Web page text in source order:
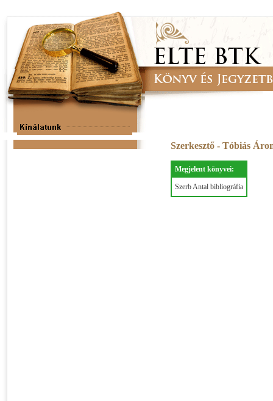
Szerkesztő - Tóbiás
Megjelent könyvei:
Szerb Antal bibliográfia